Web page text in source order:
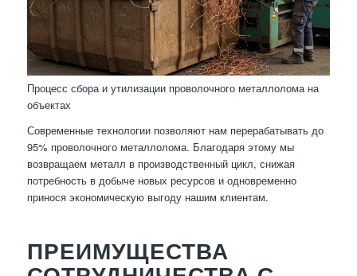
Процесс сбора и утилизации проволочного металлолома на
объектах
Современные технологии позволяют нам перерабатывать до
95% проволочного металлолома. Благодаря этому мы
возвращаем металл в производственный цикл, снижая
потребность в добыче новых ресурсов и одновременно
принося экономическую выгоду нашим клиентам.
ПРЕИМУЩЕСТВА